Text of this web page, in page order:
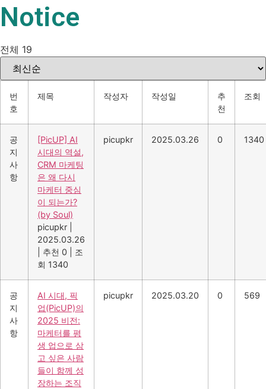
Notice
전체 19
번
호
제목 작성자 작성일
추
천
조회
공
지
사
항
[PicUP] AI
시대의 역설,
CRM 마케팅
은 왜 다시
마케터 중심
이 되는가?
(by Soul)
picupkr
2025.03.26
추천 0
조
회 1340
picupkr 2025.03.26 0 1340
공
지
사
항
AI 시대, 픽
업(PicUP)의
2025 비전:
마케터를 평
생 업으로 삼
고 싶은 사람
들이 함께 성
장하는 조직
picupkr 2025.03.20 0 569